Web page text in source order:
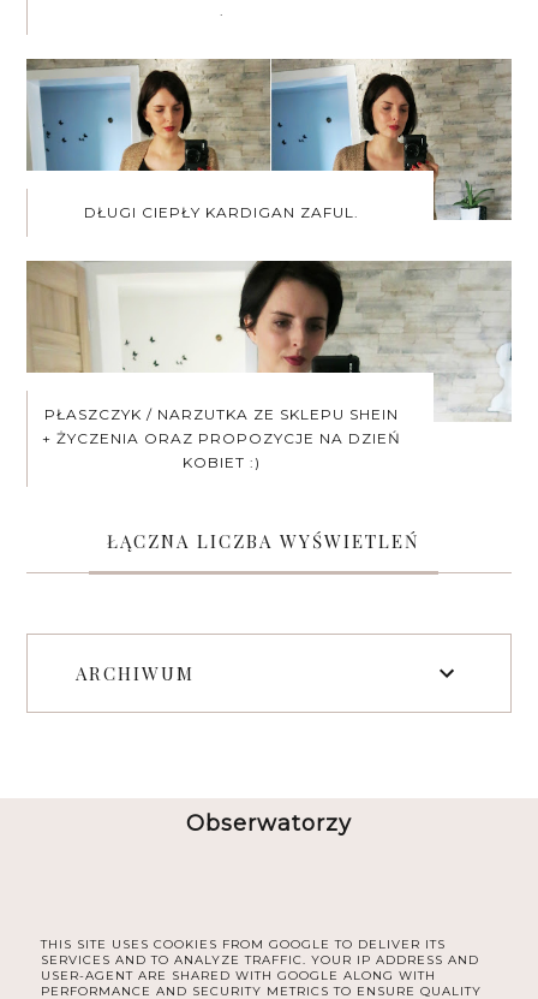
.
DŁUGI CIEPŁY KARDIGAN ZAFUL.
PŁASZCZYK / NARZUTKA ZE SKLEPU SHEIN
+ ŻYCZENIA ORAZ PROPOZYCJE NA DZIEŃ
KOBIET :)
ŁĄCZNA LICZBA WYŚWIETLEŃ
ARCHIWUM
Obserwatorzy
THIS SITE USES COOKIES FROM GOOGLE TO DELIVER ITS
SERVICES AND TO ANALYZE TRAFFIC. YOUR IP ADDRESS AND
USER-AGENT ARE SHARED WITH GOOGLE ALONG WITH
PERFORMANCE AND SECURITY METRICS TO ENSURE QUALITY